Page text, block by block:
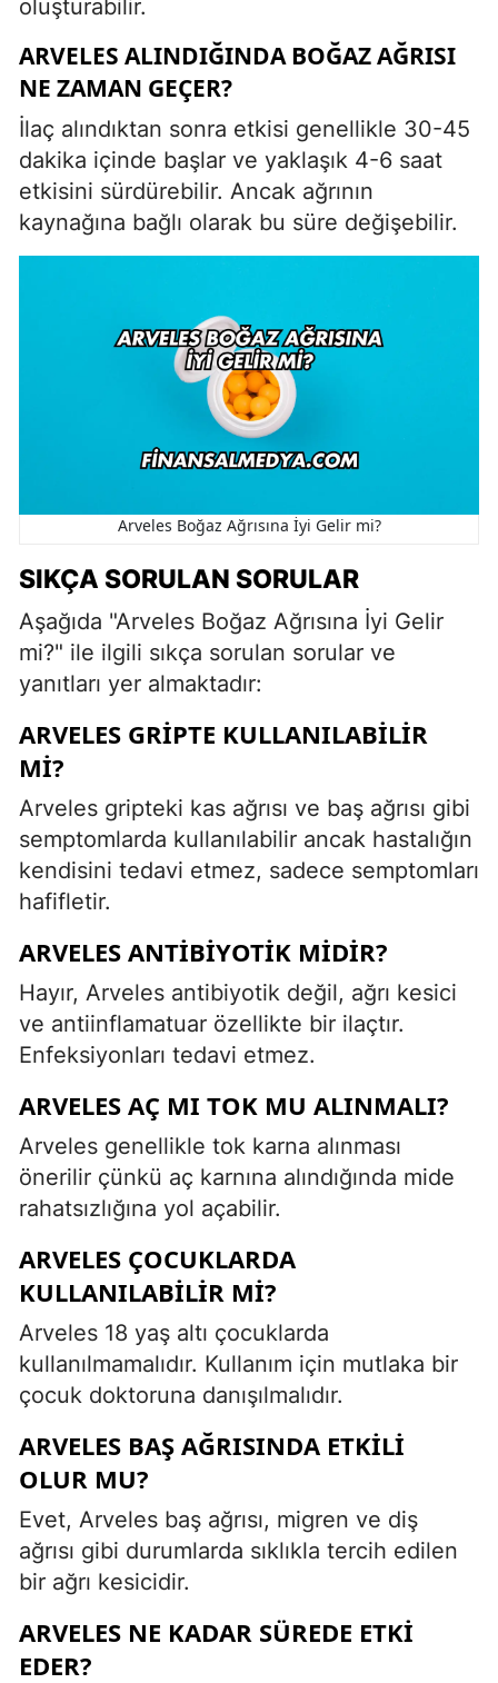
oluşturabilir.
ARVELES ALINDIĞINDA BOĞAZ AĞRISI
NE ZAMAN GEÇER?
İlaç alındıktan sonra etkisi genellikle 30-45
dakika içinde başlar ve yaklaşık 4-6 saat
etkisini sürdürebilir. Ancak ağrının
kaynağına bağlı olarak bu süre değişebilir.
Arveles Boğaz Ağrısına İyi Gelir mi?
SIKÇA SORULAN SORULAR
Aşağıda "Arveles Boğaz Ağrısına İyi Gelir
mi?" ile ilgili sıkça sorulan sorular ve
yanıtları yer almaktadır:
ARVELES GRIPTE KULLANILABILIR
MI?
Arveles gripteki kas ağrısı ve baş ağrısı gibi
semptomlarda kullanılabilir ancak hastalığın
kendisini tedavi etmez, sadece semptomları
hafifletir.
ARVELES ANTIBIYOTIK MIDIR?
Hayır, Arveles antibiyotik değil, ağrı kesici
ve antiinflamatuar özellikte bir ilaçtır.
Enfeksiyonları tedavi etmez.
ARVELES AÇ MI TOK MU ALINMALI?
Arveles genellikle tok karna alınması
önerilir çünkü aç karnına alındığında mide
rahatsızlığına yol açabilir.
ARVELES ÇOCUKLARDA
KULLANILABILIR MI?
Arveles 18 yaş altı çocuklarda
kullanılmamalıdır. Kullanım için mutlaka bir
çocuk doktoruna danışılmalıdır.
ARVELES BAŞ AĞRISINDA ETKILI
OLUR MU?
Evet, Arveles baş ağrısı, migren ve diş
ağrısı gibi durumlarda sıklıkla tercih edilen
bir ağrı kesicidir.
ARVELES NE KADAR SÜREDE ETKI
EDER?